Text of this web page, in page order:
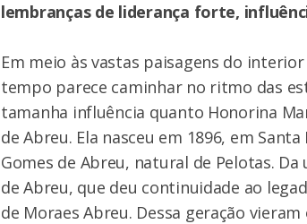
lembranças de liderança forte,
Em meio às vastas paisagens do
tempo parece caminhar no ritmo das
tamanha influência quanto Honorina
de Abreu. Ela nasceu em 1896, em
Gomes de Abreu, natural de Pelotas.
de Abreu, que deu continuidade ao
de Moraes Abreu. Dessa geração